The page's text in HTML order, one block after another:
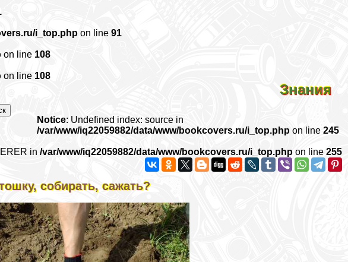
i_top.php on line 91
on line 108
on line 108
Знания
Notice: Undefined index: source in
/var/www/iq22059882/data/www/bookcovers.ru/i_top.php on line245
in /var/www/iq22059882/data/www/bookcovers.ru/i_top.php on line 255
собирать, сажать?